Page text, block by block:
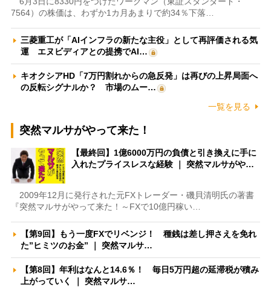
7564）の株価は、わずか1カ月あまりで約34％下落…
三菱重工が「AIインフラの新たな主役」として再評価される気
運 エヌビディアとの提携でAI…
キオクシアHD「7万円割れからの急反発」は再びの上昇局面へ
の反転シグナルか？ 市場のムー…
一覧を見る
突然マルサがやって来た！
【最終回】1億6000万円の負債と引き換えに手に
入れたプライスレスな経験 ｜ 突然マルサがや…
2009年12月に発行された元FXトレーダー・磯貝清明氏の著書
『突然マルサがやって来た！～FXで10億円稼い…
【第9回】もう一度FXでリベンジ！ 種銭は差し押さえを免れ
た”ヒミツのお金” ｜ 突然マルサ…
【第8回】年利はなんと14.6％！ 毎日5万円超の延滞税が積み
上がっていく ｜ 突然マルサ…